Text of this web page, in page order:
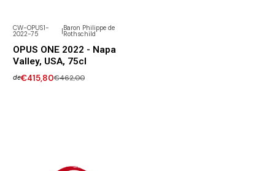
-10% DESCONTO
CW-OPUS1-
2022-75 |Baron Philippe de
Rothschild
OPUS ONE 2022 - Napa
Valley, USA, 75cl
de€415,80€462,00